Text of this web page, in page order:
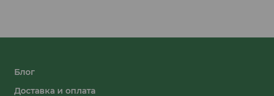
Блог
Доставка и оплата